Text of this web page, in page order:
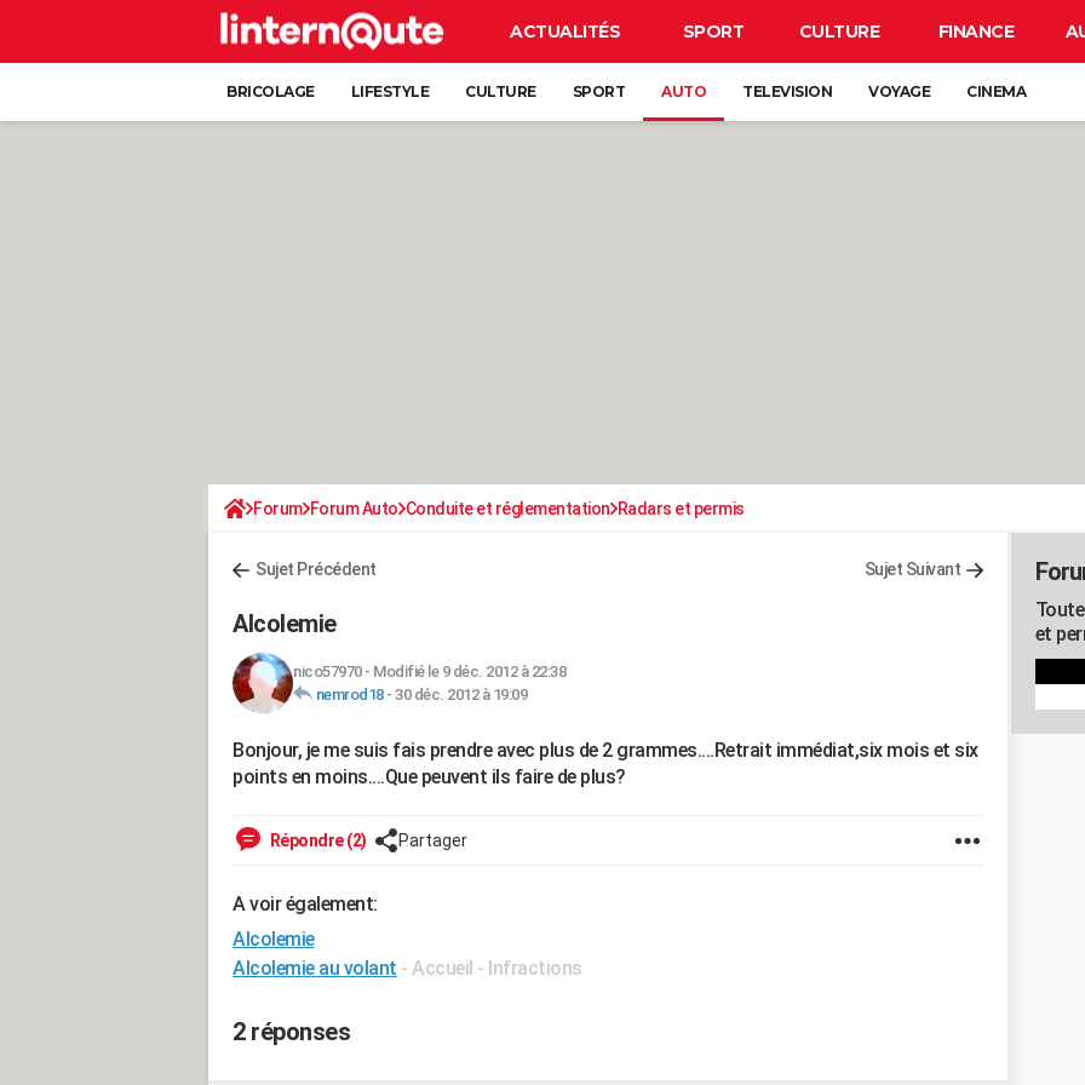
ACTUALITÉS SPORT CULTURE FINANCE
BRICOLAGE LIFESTYLE CULTURE SPORT AUTO TELEVISION VOYAGE CINEMA
Forum Forum Auto Conduite et réglementation Radars et permis
Sujet Précédent Sujet Suivant
Alcolemie
nico57970- Modifié le 9 déc. 2012 à 22:38
nemrod18- 30 déc. 2012 à 19:09
Bonjour, je me suis fais prendre avec plus de 2 grammes....Retrait immédiat,six mois et six
points en moins....Que peuvent ils faire de plus?
Répondre (2) Partager
A voir également:
Alcolemie
Alcolemie au volant - Accueil - Infractions
2 réponses
et